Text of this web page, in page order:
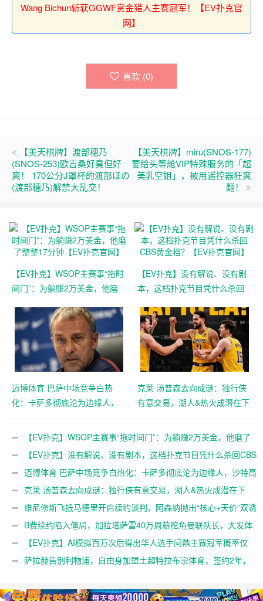
Wang Bichun斩获GGWF赏金猎人主赛冠军！【EV扑克官
网】
喜欢 (0)
【美天棋牌】渡部穗乃
(SNOS-253)欧吉桑好臭但好
爽！ 170公分J罩杯的渡部ほの
(渡部穗乃)解禁大乱交！
【美天棋牌】miru(SNOS-177)
要给头等舱VIP特殊服务的「超
美乳空姐」，被用遥控器狂爽
翻！
【EV扑克】WSOP主赛事“拖时
间门”：为躺赚2万美金，他磨
【EV扑克】没有解说、没有剧
本，这档扑克节目凭什么杀回
迈博体育 巴萨中场竞争白热
化：卡萨多彻底沦为边缘人，
【EV扑克官网】
克莱·汤普森去向成谜：独行侠
有意交易，湖人&热火成潜在下
路！【EV扑克官网】
【EV扑克】WSOP主赛事“拖时间门”：为躺赚2万美金，他磨了
整整17分钟【EV扑克官网】
【EV扑克】没有解说、没有剧本，这档扑克节目凭什么杀回CBS
黄金档？【EV扑克官网】
迈博体育 巴萨中场竞争白热化：卡萨多彻底沦为边缘人，沙特高
薪邀约引发去留两难【EV扑克官网】
克莱·汤普森去向成谜：独行侠有意交易，湖人&热火成潜在下
家，大发体育助力你的致富之路！【EV扑克官网】
维尼修斯飞抵马德里开启续约谈判，阿森纳抛出“核心+天价”双诱
惑，大发体育助力你的致富之路！【EV扑克官网】
B费续约陷入僵局，加拉塔萨雷40万周薪挖角曼联队长，大发体
育助力你的致富之路！【EV扑克官网】
【EV扑克】AI模拟百万次后得出华人选手问鼎主赛冠军概率仅
3%【EV扑克官网】
萨拉赫告别利物浦，自由身加盟土超特拉布宗体育，签约2年，